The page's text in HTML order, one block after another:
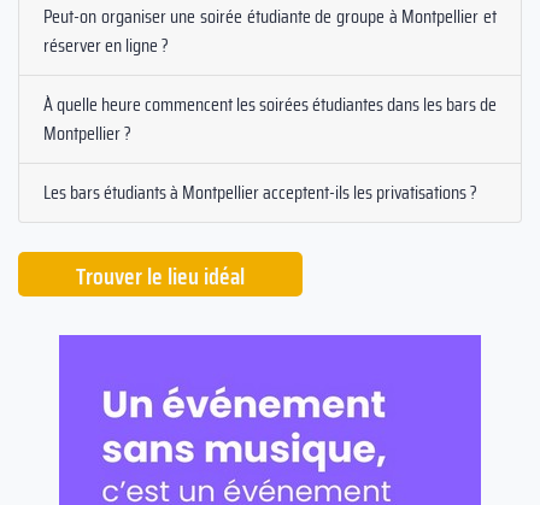
Peut-on organiser une soirée étudiante de groupe à Montpellier et
réserver en ligne ?
À quelle heure commencent les soirées étudiantes dans les bars de
Montpellier ?
Les bars étudiants à Montpellier acceptent-ils les privatisations ?
Trouver le lieu idéal